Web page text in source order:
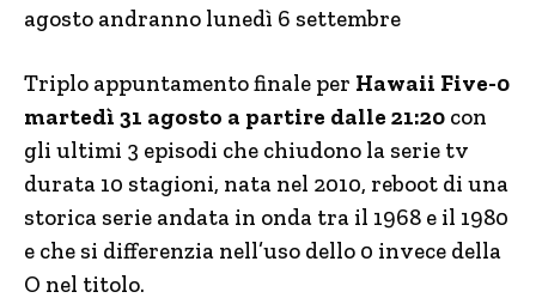
agosto andranno lunedì 6 settembre
Triplo appuntamento finale per Hawaii Five-0
martedì 31 agosto a partire dalle 21:20 con
gli ultimi 3 episodi che chiudono la serie tv
durata 10 stagioni, nata nel 2010, reboot di una
storica serie andata in onda tra il 1968 e il 1980
e che si differenzia nell’uso dello 0 invece della
O nel titolo.